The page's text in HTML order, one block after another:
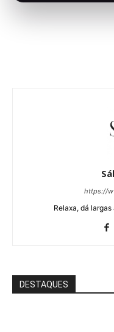
https://
Relaxa, dá
DESTAQUES